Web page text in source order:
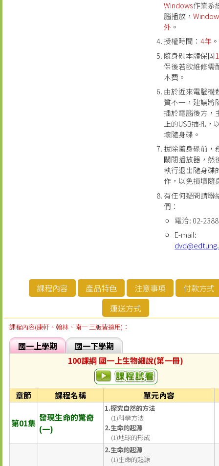
Windows作業系
腦播放，
外 。
授權時間：4年 。
隨身碟本體保固
保後若欲維修需
本費。
由於近來電腦機
質不一，建議將
插於電腦後方，
上的USB插孔，
壞隨身碟。
拔除隨身碟前，
關閉播放器，然
執行退出隨身碟
作，以免損壞隨
有任何疑問請聯
們：
電洽: 02-
E-mail:
課程內容 產品特色 注意事項
付款方式
運送方式
課程內容(康軒、翰林、南一 三版皆適用)：
國一上學期
國一下學期
100課綱 國一上生物細說(第一冊)
章節 課程名稱 單元內容
第01集 發現生命的驚奇
(一)
1.探究自然的方法
(1)科學方法
2.生命的起源
(1)地球的形成
2.生命的起源
(1)生命的起源